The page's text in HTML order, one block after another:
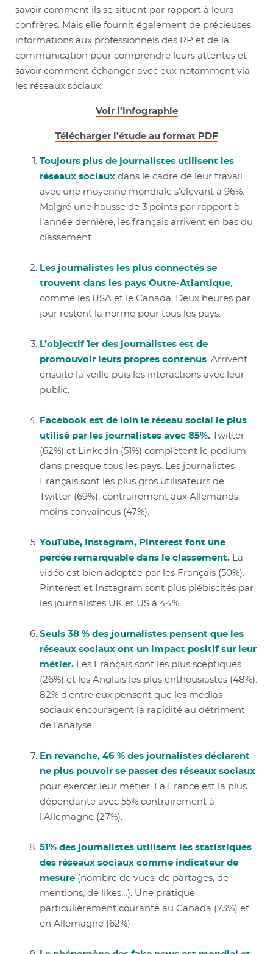
savoir comment ils se situent par rapport à leurs
confrères. Mais elle fournit également de précieuses
informations aux professionnels des RP et de la
communication pour comprendre leurs attentes et
savoir comment échanger avec eux notamment via
les réseaux sociaux.
Voir l’infographie
Télécharger l’étude au format PDF
Toujours plus de journalistes utilisent les
réseaux sociaux dans le cadre de leur travail
avec une moyenne mondiale s’élevant à 96%.
Malgré une hausse de 3 points par rapport à
l’année dernière, les français arrivent en bas du
classement.
Les journalistes les plus connectés se
trouvent dans les pays Outre-Atlantique,
comme les USA et le Canada. Deux heures par
jour restent la norme pour tous les pays.
L’objectif 1er des journalistes est de
promouvoir leurs propres contenus Arrivent
ensuite la veille puis les interactions avec leur
public.
Facebook est de loin le réseau social le plus
utilisé par les journalistes avec 85%. Twitter
(62%) et LinkedIn (51%) complètent le podium
dans presque tous les pays. Les journalistes
Français sont les plus gros utilisateurs de
Twitter (69%), contrairement aux Allemands,
moins convaincus (47%).
YouTube, Instagram, Pinterest font une
percée remarquable dans le classement.
La
vidéo est bien adoptée par les Français (50%).
Pinterest et Instagram sont plus plébiscités par
les journalistes UK et US à 44%.
Seuls 38 % des journalistes pensent que les
réseaux sociaux ont un impact positif sur leur
métier.
Les Français sont les plus sceptiques
(26%) et les Anglais les plus enthousiastes (48%).
82% d’entre eux pensent que les médias
sociaux encouragent la rapidité au détriment
de l’analyse.
En revanche, 46 % des journalistes déclarent
ne plus pouvoir se passer des réseaux sociaux
pour exercer leur métier. La France est la plus
dépendante avec 55% contrairement à
l’Allemagne (27%).
51% des journalistes utilisent les statistiques
des réseaux sociaux comme indicateur de
mesure (nombre de vues, de partages, de
mentions, de likes…). Une pratique
particulièrement courante au Canada (73%) et
en Allemagne (62%)